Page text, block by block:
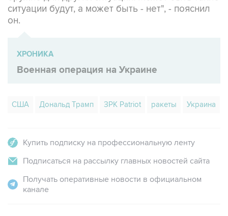
ситуации будут, а может быть - нет", - пояснил
он.
ХРОНИКА
Военная операция на Украине
США Дональд Трамп ЗРК Patriot ракеты Украина
Купить подписку на профессиональную ленту
Подписаться на рассылку главных новостей сайта
Получать оперативные новости в официальном
канале